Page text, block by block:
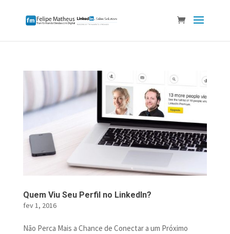
Quem Viu Seu Perfil no LinkedIn?
fev 1, 2016
Não Perca Mais a Chance de Conectar a um Próximo